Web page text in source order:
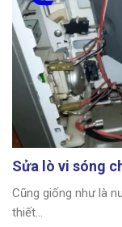
Sửa lò vi sóng
Cũng giống như là
thiết...